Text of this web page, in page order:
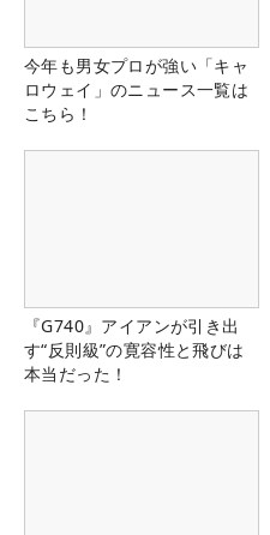
今年も男女プロが強い「キャ
ロウェイ」のニュース一覧は
こちら！
『G740』アイアンが引き出
す“反則級”の寛容性と飛びは
本当だった！